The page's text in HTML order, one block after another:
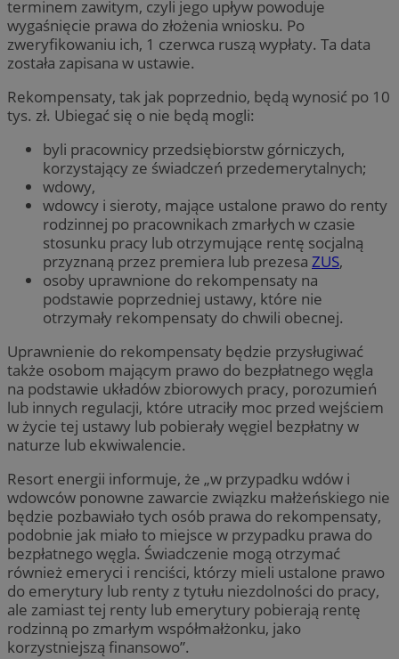
terminem zawitym, czyli jego upływ powoduje
wygaśnięcie prawa do złożenia wniosku. Po
zweryfikowaniu ich, 1 czerwca ruszą wypłaty. Ta data
została zapisana w ustawie.
Rekompensaty, tak jak poprzednio, będą wynosić po 10
tys. zł. Ubiegać się o nie będą mogli:
byli pracownicy przedsiębiorstw górniczych,
korzystający ze świadczeń przedemerytalnych;
wdowy,
wdowcy i sieroty, mające ustalone prawo do renty
rodzinnej po pracownikach zmarłych w czasie
stosunku pracy lub otrzymujące rentę socjalną
przyznaną przez premiera lub prezesa ZUS,
osoby uprawnione do rekompensaty na
podstawie poprzedniej ustawy, które nie
otrzymały rekompensaty do chwili obecnej.
Uprawnienie do rekompensaty będzie przysługiwać
także osobom mającym prawo do bezpłatnego węgla
na podstawie układów zbiorowych pracy, porozumień
lub innych regulacji, które utraciły moc przed wejściem
w życie tej ustawy lub pobierały węgiel bezpłatny w
naturze lub ekwiwalencie.
Resort energii informuje, że „w przypadku wdów i
wdowców ponowne zawarcie związku małżeńskiego nie
będzie pozbawiało tych osób prawa do rekompensaty,
podobnie jak miało to miejsce w przypadku prawa do
bezpłatnego węgla. Świadczenie mogą otrzymać
również emeryci i renciści, którzy mieli ustalone prawo
do emerytury lub renty z tytułu niezdolności do pracy,
ale zamiast tej renty lub emerytury pobierają rentę
rodzinną po zmarłym współmałżonku, jako
korzystniejszą finansowo”.